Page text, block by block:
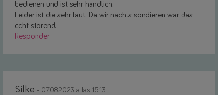
bedienen und ist sehr handlich.
Leider ist die sehr laut. Da wir nachts sondieren war das
echt störend.
Responder
Silke - 07.08.2023 a las 15:13